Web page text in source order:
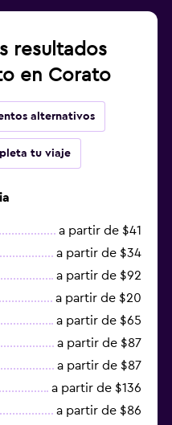
resultados
en Corato
alternativos
tu viaje
a partir de $41
a partir de $34
a partir de $92
a partir de $20
a partir de $65
a partir de $87
a partir de $87
a partir de $136
a partir de $86